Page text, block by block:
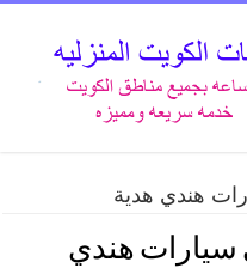
هندي هدية
سيارات هندي